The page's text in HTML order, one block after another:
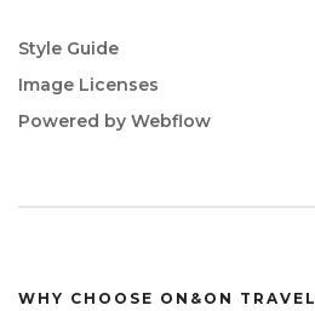
Style Guide
Image Licenses
Powered by Webflow
WHY CHOOSE ON&ON